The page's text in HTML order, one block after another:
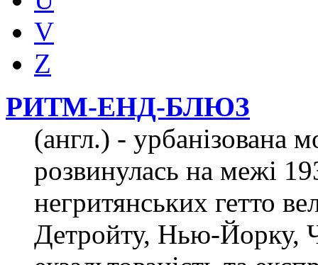
V
Z
РИТМ-ЕНД-БЛЮЗ
(англ.) - урбанізована
розвинулась на межі
негритянських гетто
Детройту, Нью-Йорку,